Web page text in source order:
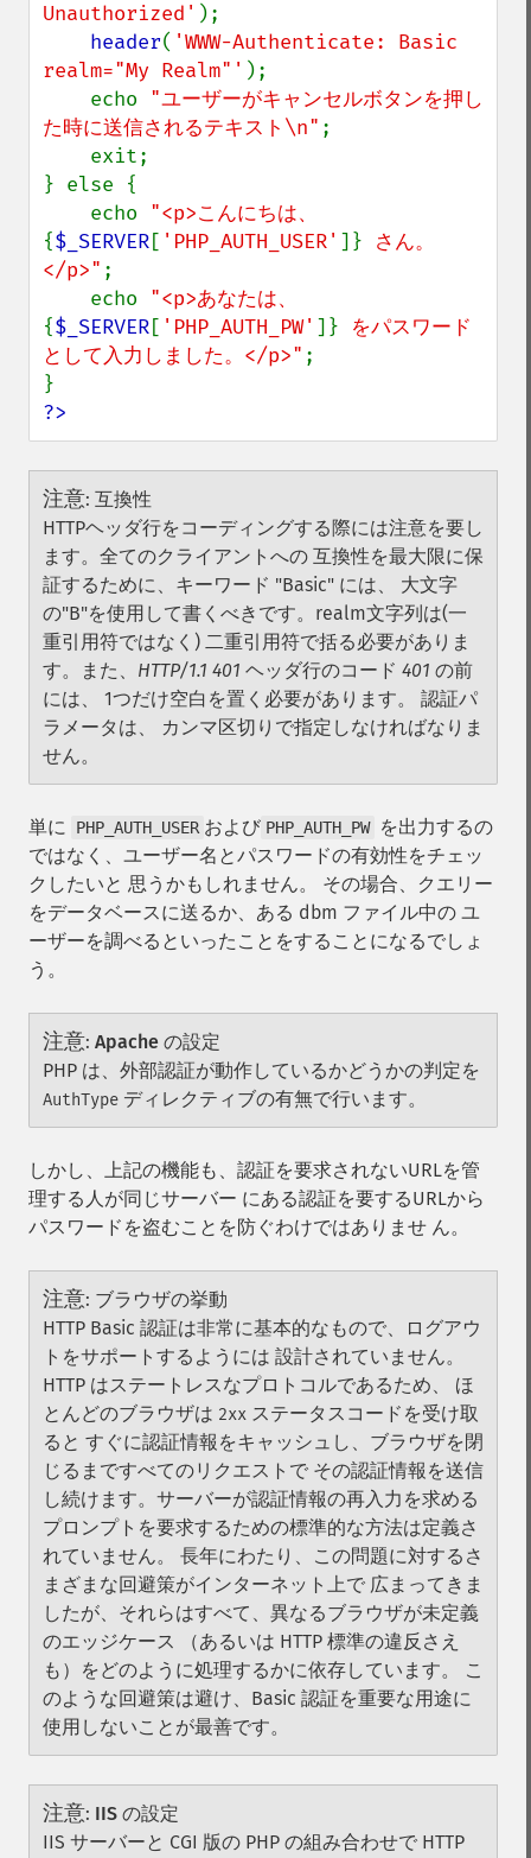
Unauthorized' );
header( 'WWW-Authenticate: Basic
realm="My Realm"' );
    echo
"ユーザーがキャンセルボタンを押し
た時に送信されるテキスト\n" ;
} else {
    echo
"<p>こんにちは、
{$_SERVER[ 'PHP_AUTH_USER' ]} さん。
</p>" ;
    echo
"<p>あなたは、
{$_SERVER[ 'PHP_AUTH_PW' ]} をパスワード
として入力しました。</p>" ;
?>
注意: 互換性
HTTPヘッダ行をコーディングする際には注意を要し
ます。全てのクライアントへの 互換性を最大限に保
証するために、キーワード "Basic" には、 大文字
の"B"を使用して書くべきです。realm文字列は(一
重引用符ではなく) 二重引用符で括る必要がありま
す。また、 HTTP/1.1 401 ヘッダ行のコード 401 の前
には、 1つだけ空白を置く必要があります。 認証パ
ラメータは、 カンマ区切りで指定しなければなりま
せん。
単に PHP_AUTH_USER および PHP_AUTH_PW
を出力するの
ではなく、ユーザー名とパスワードの有効性をチェッ
クしたいと 思うかもしれません。 その場合、クエリー
をデータベースに送るか、ある dbm ファイル中の ユ
ーザーを調べるといったことをすることになるでしょ
う。
注意: Apache の設定
PHP は、外部認証が動作しているかどうかの判定を
AuthType ディレクティブの有無で行います。
しかし、上記の機能も、認証を要求されないURLを管
理する人が同じサーバー にある認証を要するURLから
パスワードを盗むことを防ぐわけではありませ ん。
注意: ブラウザの挙動
HTTP Basic 認証は非常に基本的なもので、ログアウ
トをサポートするようには 設計されていません。
HTTP はステートレスなプロトコルであるため、 ほ
とんどのブラウザは 2xx ステータスコードを受け取
ると すぐに認証情報をキャッシュし、ブラウザを閉
じるまですべてのリクエストで その認証情報を送信
し続けます。サーバーが認証情報の再入力を求める
プロンプトを要求するための標準的な方法は定義さ
れていません。 長年にわたり、この問題に対するさ
まざまな回避策がインターネット上で 広まってきま
したが、それらはすべて、異なるブラウザが未定義
のエッジケース （あるいは HTTP 標準の違反さえ
も）をどのように処理するかに依存しています。 こ
のような回避策は避け、Basic 認証を重要な用途に
使用しないことが最善です。
注意: IIS の設定
IIS サーバーと CGI 版の PHP の組み合わせで HTTP